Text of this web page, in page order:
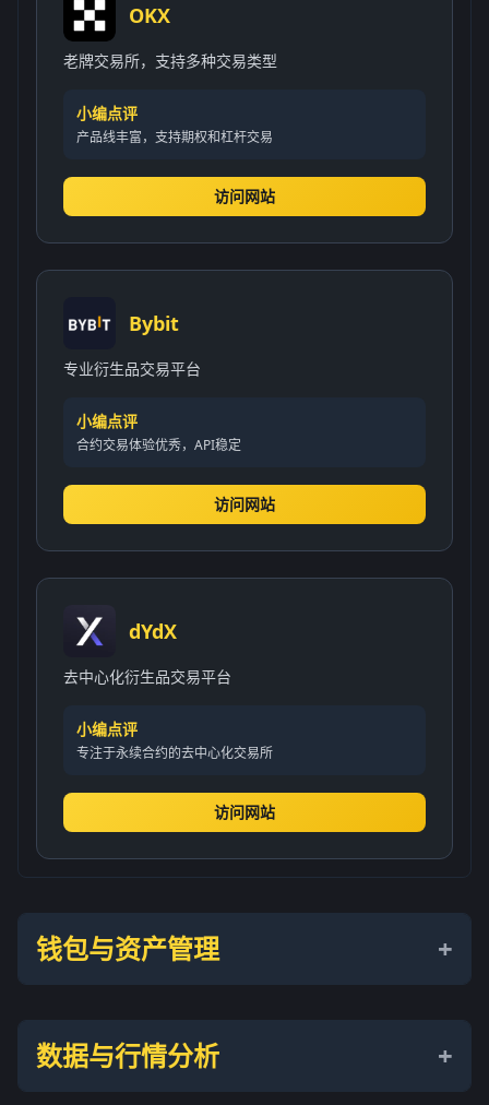
OKX
老牌交易所，支持多种交易类型
小编点评
产品线丰富，支持期权和杠杆交易
访问网站
Bybit
专业衍生品交易平台
小编点评
合约交易体验优秀，API稳定
访问网站
dYdX
去中心化衍生品交易平台
小编点评
专注于永续合约的去中心化交易所
访问网站
钱包与资产管理
数据与行情分析